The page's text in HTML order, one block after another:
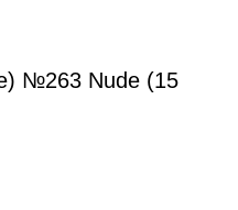
№263 Nude (15